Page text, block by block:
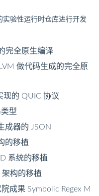
实验性运行时仓库进行开发
完全原生编译
做代码生成的完全原
现的 QUIC 协议
型
成器的 JSON
的移植
系统的移植
架构的移植
成果 Symbolic Regex M